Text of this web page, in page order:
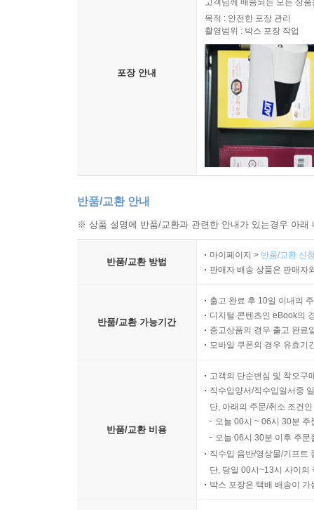
포장 안내
고객님께 배송되는 모든 상
목적 : 안전한 포장 관리
촬영범위 : 박스 포장 작업
반품/교환 안내
※ 상품 설명에 반품/교환과 관련한 안내가 있는경우 아
반품/교환 방법
마이페이지 > 반품/교환 신
판매자 배송 상품은 판매자
반품/교환 가능기간
출고 완료 후 10일 이내의
디지털 콘텐츠인 eBook의
중고상품의 경우 출고 완료
모바일 쿠폰의 경우 유효기
반품/교환 비용
고객의 단순변심 및 착오구
직수입양서/직수입일서중
단, 아래의 주문/취소 조건
오늘 00시 ~ 06시 30분
오늘 06시 30분 이후 주
직수입 음반/영상물/기프트
단, 당일 00시~13시 사이의
박스 포장은 택배 배송이